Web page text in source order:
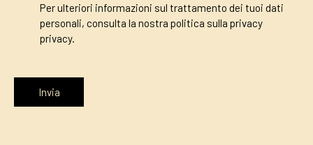
Per ulteriori informazioni sul trattamento dei tuoi dati
personali, consulta la nostra politica sulla privacy
privacy.
Invia